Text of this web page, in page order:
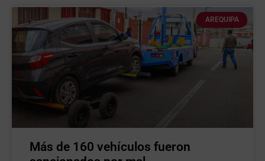
AREQUIPA
Más de 160 vehículos fueron